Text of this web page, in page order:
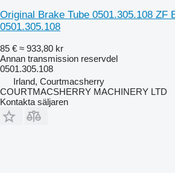
Original Brake Tube 0501.305.108 ZF
0501.305.108
85 € ≈ 933,80 kr
Annan transmission reservdel
0501.305.108
Irland, Courtmacsherry
COURTMACSHERRY MACHINERY LTD
Kontakta säljaren